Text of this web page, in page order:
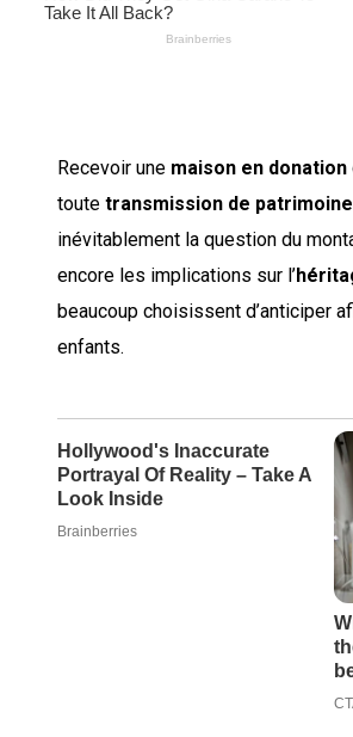
Recevoir une maison en donation
toute transmission de patrimoine
inévitablement la question du
encore les implications sur l’
beaucoup choisissent d’anticiper
enfants.